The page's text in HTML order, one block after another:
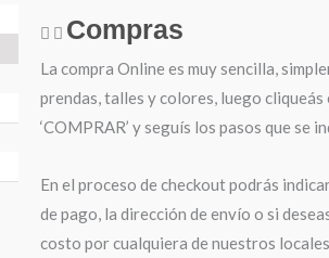
Compras
La compra Online es muy sencilla,
prendas, talles y colores, luego cliqueás
‘COMPRAR’ y seguís los pasos que se
En el proceso de checkout podrás
de pago, la dirección de envío o si
costo por cualquiera de nuestros